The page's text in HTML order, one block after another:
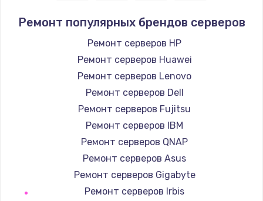
Замена / ремонт электронного модуля
управления
600 руб.
Заказать
Замена конфорки
1100 руб.
Заказать
Замена платы сенсора
900 руб.
Ремонт популярных брендов серверов
Ремонт серверов HP
Ремонт серверов Huawei
Ремонт серверов Lenovo
Ремонт серверов Dell
Ремонт серверов Fujitsu
Ремонт серверов IBM
Ремонт серверов QNAP
Ремонт серверов Asus
Ремонт серверов Gigabyte
Ремонт серверов Irbis